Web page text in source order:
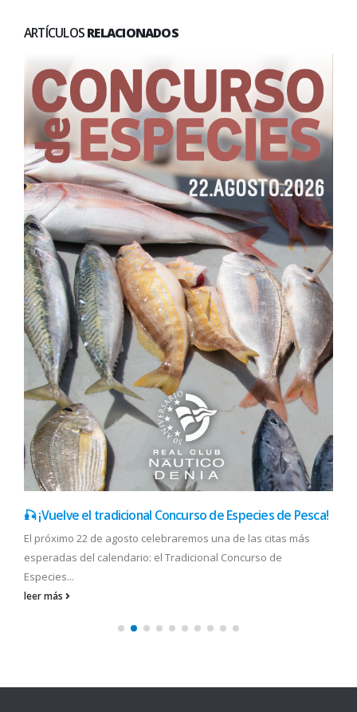
ARTÍCULOSRELACIONADOS
🎣 ¡Vuelve el tradicional Concurso de Especies de Pesca!
El próximo 22 de agosto celebraremos una de las citas más
esperadas del calendario: el Tradicional Concurso de
Especies...
leer más